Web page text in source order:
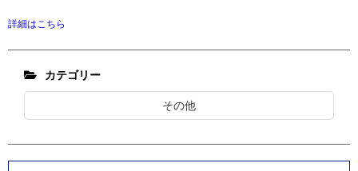
詳細はこちら
カテゴリー
その他